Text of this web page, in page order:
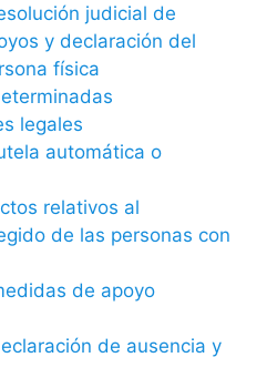
judicial de
y declaración del
física
legales
automática o
relativos al
de las personas con
de apoyo
de ausencia y